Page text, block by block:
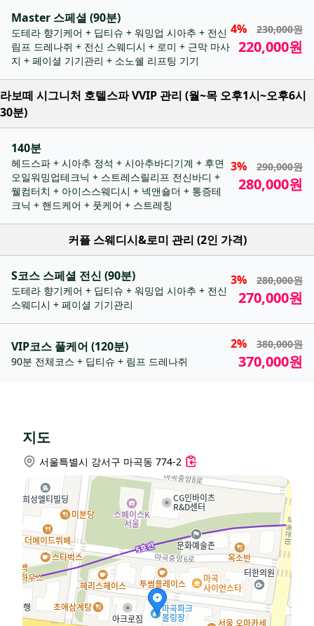
Master 스페셜 (90분)
도테라 향기케어 + 딥티슈 + 워밍업 시아추 + 전신
림프 드레나쥐 + 전신 스웨디시 + 로미 + 근막 마사
지 + 페이셜 기기관리 + 소노쉘 리프팅 기기
4% 230,000원
220,000원
라보떼 시그니처 호텔스파 VVIP 관리 (월~목 오후1시~오후6시
30분)
140분
헤드스파 + 시아추 정석 + 시아추바디기계 + 후면
오일워밍업테크닉 + 스트레스릴리프 전신바디 +
웰컴터치 + 아이스스웨디시 + 넥앤숄더 + 통증테
크닉 + 핸드케어 + 풋케어 + 스트레칭
3% 290,000원
280,000원
커플 스웨디시&로미 관리 (2인 가격)
S코스 스페셜 전신 (90분)
도테라 향기케어 + 딥티슈 + 워밍업 시아추 + 전신
스웨디시 + 페이셜 기기관리
3% 280,000원
270,000원
VIP코스 풀케어 (120분)
90분 전체코스 + 딥티슈 + 림프 드레나쥐
2% 380,000원
370,000원
지도
서울특별시 강서구 마곡동 774-2